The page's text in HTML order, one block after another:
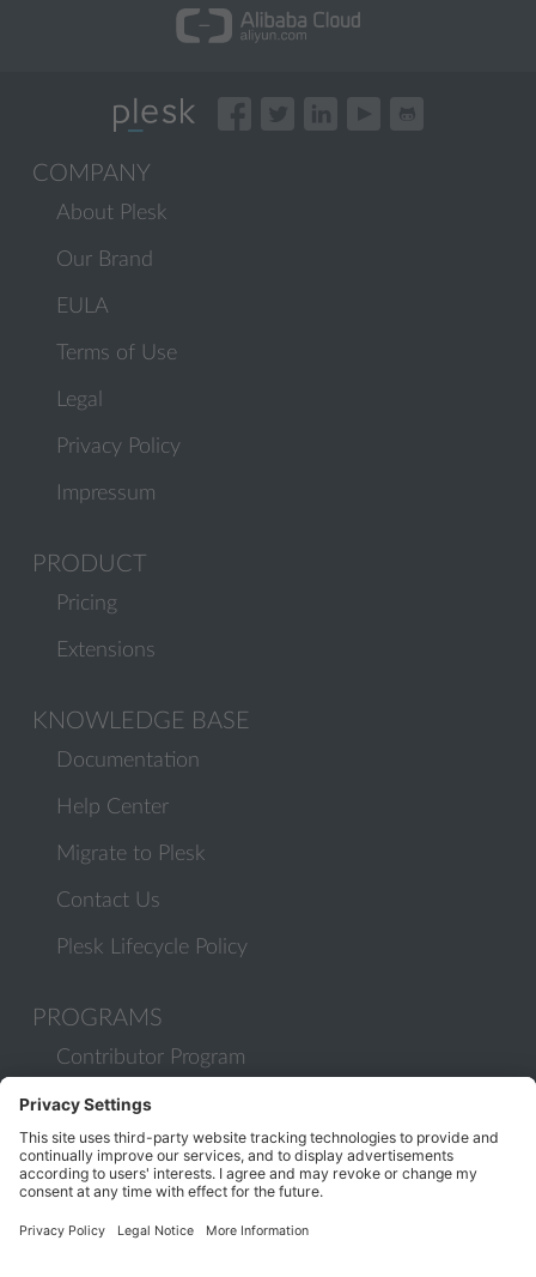
COMPANY
About Plesk
Our Brand
EULA
Terms of Use
Legal
Privacy Policy
Impressum
PRODUCT
Pricing
Extensions
KNOWLEDGE BASE
Documentation
Help Center
Migrate to Plesk
Contact Us
Plesk Lifecycle Policy
PROGRAMS
Contributor Program
Partner Program
COMMUNITY